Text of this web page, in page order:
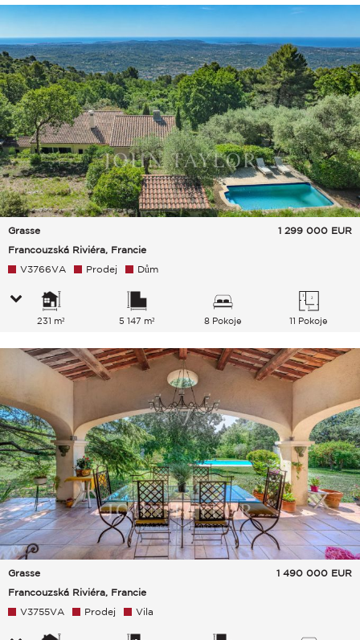
Grasse
Francouzská Riviéra, Francie
1 299 000 EUR
V3766VA Prodej Dům
231 m² 5 147 m² 8 Pokoje 11 Pokoje
Grasse
Francouzská Riviéra, Francie
1 490 000 EUR
V3755VA Prodej Vila